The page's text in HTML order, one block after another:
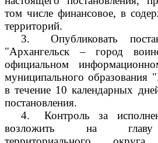
том числе финансовое, в
территорий.
3.
Опубликовать
"Архангельск – город
официальном
муниципального образования
в течение 10 календарных
постановления.
4.
Контроль за
возложить на главу